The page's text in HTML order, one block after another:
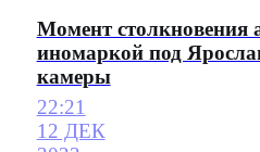
Момент столкновения
иномаркой под
камеры
22:21
12 ДЕК